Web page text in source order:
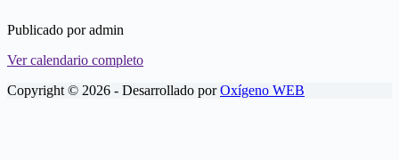
Publicado por admin
Ver calendario completo
Copyright © 2026 - Desarrollado porOxígeno WEB